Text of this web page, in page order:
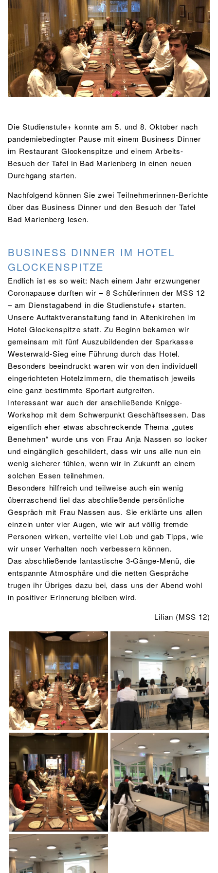
BIBLIOTHEK
Bibliothek Bibliothekskatalog
Schulbuchausleihe
Lehrmittelfreiheit
Buchempfehlungen
MENSA & BISTRO
Mensa & Bistro Speiseplan
Ernährungskonzept
SPORT
Sport als Leistungsfach Exkursionen
Wettkämpfe
Fachschaft
JtfO
Die Studienstufe+ konnte am 5. und 8. Oktober nach
pandemiebedingter Pause mit einem Business Dinner
im Restaurant Glockenspitze und einem Arbeits-
Besuch der Tafel in Bad Marienberg in einen neuen
Durchgang starten.
Nachfolgend können Sie zwei Teilnehmerinnen-Berichte
über das Business Dinner und den Besuch der Tafel
Bad Marienberg lesen.
BUSINESS DINNER IM HOTEL
GLOCKENSPITZE
Endlich ist es so weit: Nach einem Jahr erzwungener
Coronapause durften wir – 8 Schülerinnen der MSS 12
– am Dienstagabend in die Studienstufe+ starten.
Unsere Auftaktveranstaltung fand in Altenkirchen im
Hotel Glockenspitze statt. Zu Beginn bekamen wir
gemeinsam mit fünf Auszubildenden der Sparkasse
Westerwald-Sieg eine Führung durch das Hotel.
Besonders beeindruckt waren wir von den individuell
eingerichteten Hotelzimmern, die thematisch jeweils
eine ganz bestimmte Sportart aufgreifen.
Interessant war auch der anschließende Knigge-
Workshop mit dem Schwerpunkt Geschäftsessen. Das
eigentlich eher etwas abschreckende Thema „gutes
Benehmen“ wurde uns von Frau Anja Nassen so locker
und eingänglich geschildert, dass wir uns alle nun ein
wenig sicherer fühlen, wenn wir in Zukunft an einem
solchen Essen teilnehmen.
Besonders hilfreich und teilweise auch ein wenig
überraschend fiel das abschließende persönliche
Gespräch mit Frau Nassen aus. Sie erklärte uns allen
einzeln unter vier Augen, wie wir auf völlig fremde
Personen wirken, verteilte viel Lob und gab Tipps, wie
wir unser Verhalten noch verbessern können.
Das abschließende fantastische 3-Gänge-Menü, die
entspannte Atmosphäre und die netten Gespräche
trugen ihr Übriges dazu bei, dass uns der Abend wohl
in positiver Erinnerung bleiben wird.
Lilian (MSS 12)